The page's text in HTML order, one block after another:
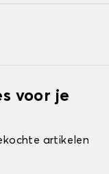
voor je
artikelen